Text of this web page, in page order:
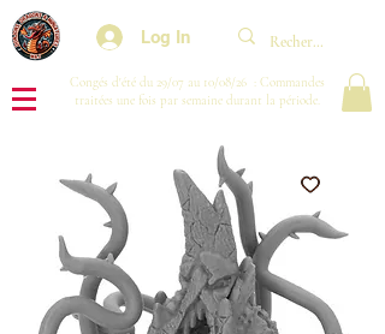
Log In
Congés d'été du 29/07 au 10/08/26 : Commandes
traitées une fois par semaine durant la période.